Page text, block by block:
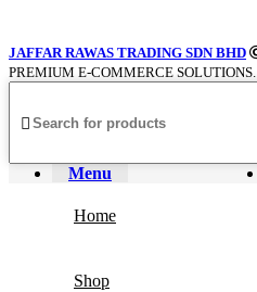
JAFFAR RAWAS TRADING SDN BHD
PREMIUM E-COMMERCE SOLUTIONS.
Menu
Home
Shop